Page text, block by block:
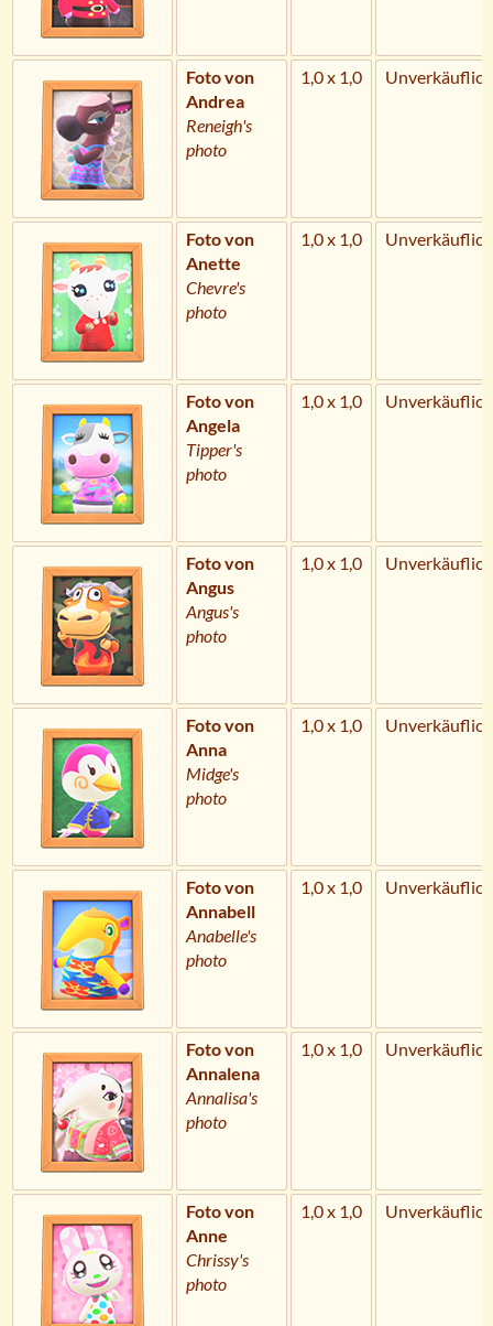
Foto von
Andrea
Reneigh's
photo
1,0 x 1,0 Unverkäuflich
Foto von
Anette
Chevre's
photo
1,0 x 1,0 Unverkäuflich
Foto von
Angela
Tipper's
photo
1,0 x 1,0 Unverkäuflich
Foto von
Angus
Angus's
photo
1,0 x 1,0 Unverkäuflich
Foto von
Anna
Midge's
photo
1,0 x 1,0 Unverkäuflich
Foto von
Annabell
Anabelle's
photo
1,0 x 1,0 Unverkäuflich
Foto von
Annalena
Annalisa's
photo
1,0 x 1,0 Unverkäuflich
Foto von
Anne
Chrissy's
photo
1,0 x 1,0 Unverkäuflich